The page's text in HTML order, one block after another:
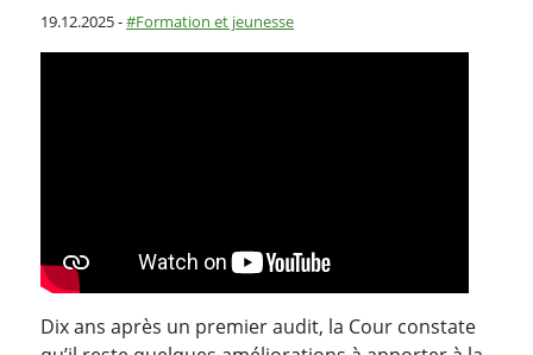
Publié le
19.12.2025-Catégorie :
Formation et jeunesse
Dix ans après un premier audit, la Cour constate